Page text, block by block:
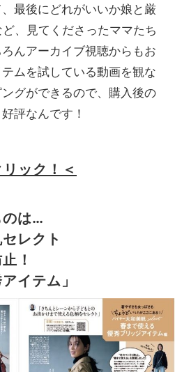
最後にどれがいいか娘と厳
、見てくださったママたち
んアーカイブ視聴からもお
ムを試している動画を観な
グができるので、購入後の
評なんです！
ック！＜
のは…
レクト
！
イテム」